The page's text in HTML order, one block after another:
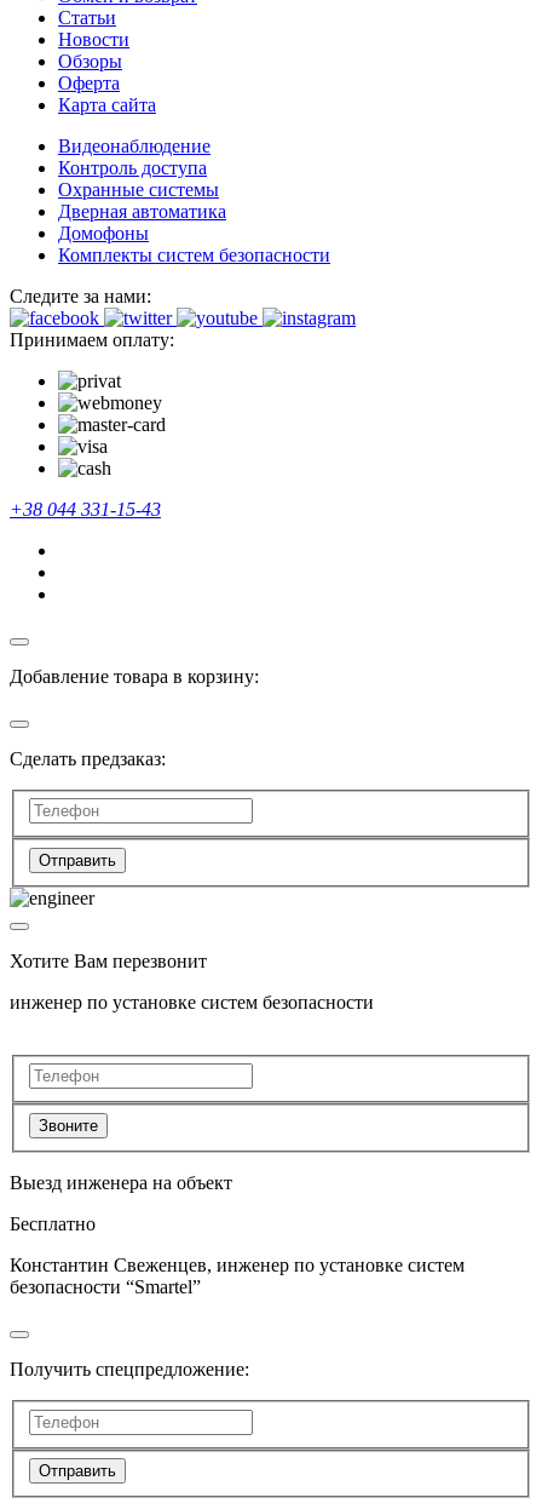
Статьи
Новости
Обзоры
Оферта
Карта сайта
Видеонаблюдение
Контроль доступа
Охранные системы
Дверная автоматика
Домофоны
Комплекты систем безопасности
Следите за нами:
Принимаем оплату:
+38 044 331-15-43
Добавление товара в корзину:
Сделать предзаказ:
Отправить
Хотите Вам перезвонит
инженер по установке систем безопасности
Звоните
Выезд инженера на объект
Бесплатно
Константин Свеженцев, инженер по установке систем
безопасности “Smartel”
Получить спецпредложение:
Отправить